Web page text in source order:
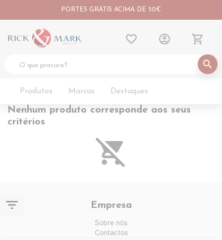
PORTES GRÁTIS ACIMA DE 50€
search
favorite_border account_circle shopping_cart
Produtos Marcas Destaques
filter_list
Nenhum produto corresponde aos seus
critérios
remove_shopping_cart
Empresa
Sobre nós
Contactos